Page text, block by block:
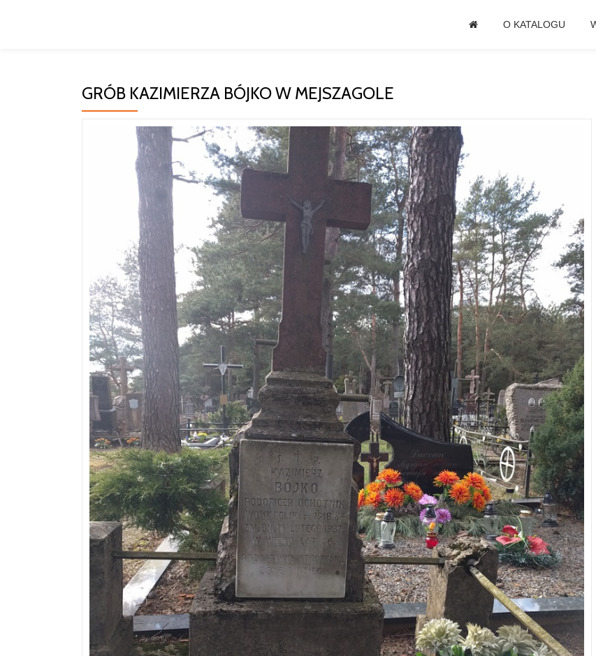
O KATALOGU
GRÓB KAZIMIERZA BÓJKO W MEJSZAGOLE